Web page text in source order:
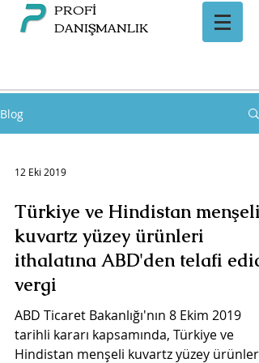
PROFİ
DANIŞMANLIK
Blog
12 Eki 2019
Türkiye ve Hindistan menşeli
kuvartz yüzey ürünleri
ithalatına ABD'den telafi edici
vergi
ABD Ticaret Bakanlığı'nın 8 Ekim 2019
tarihli kararı kapsamında, Türkiye ve
Hindistan menşeli kuvartz yüzey ürünleri